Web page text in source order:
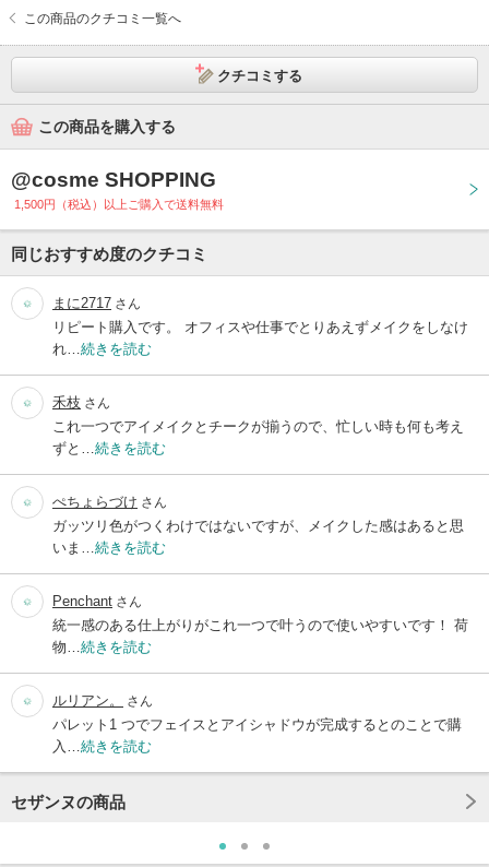
この商品のクチコミ一覧へ
クチコミする
この商品を購入する
@cosme SHOPPING
1,500円（税込）以上ご購入で送料無料
同じおすすめ度のクチコミ
まに2717 さん
リピート購入です。 オフィスや仕事でとりあえずメイクをしなけ
れ… 続きを読む
禾枝 さん
これ一つでアイメイクとチークが揃うので、忙しい時も何も考え
ずと… 続きを読む
ぺちょらづけ さん
ガッツリ色がつくわけではないですが、メイクした感はあると思
いま… 続きを読む
Penchant さん
統一感のある仕上がりがこれ一つで叶うので使いやすいです！ 荷
物… 続きを読む
ルリアン。 さん
パレット1 つでフェイスとアイシャドウが完成するとのことで購
入… 続きを読む
セザンヌの商品